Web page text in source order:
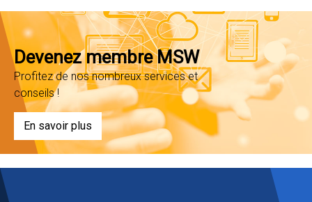
Devenez membre MSW
Profitez de nos nombreux services et
conseils !
En savoir plus